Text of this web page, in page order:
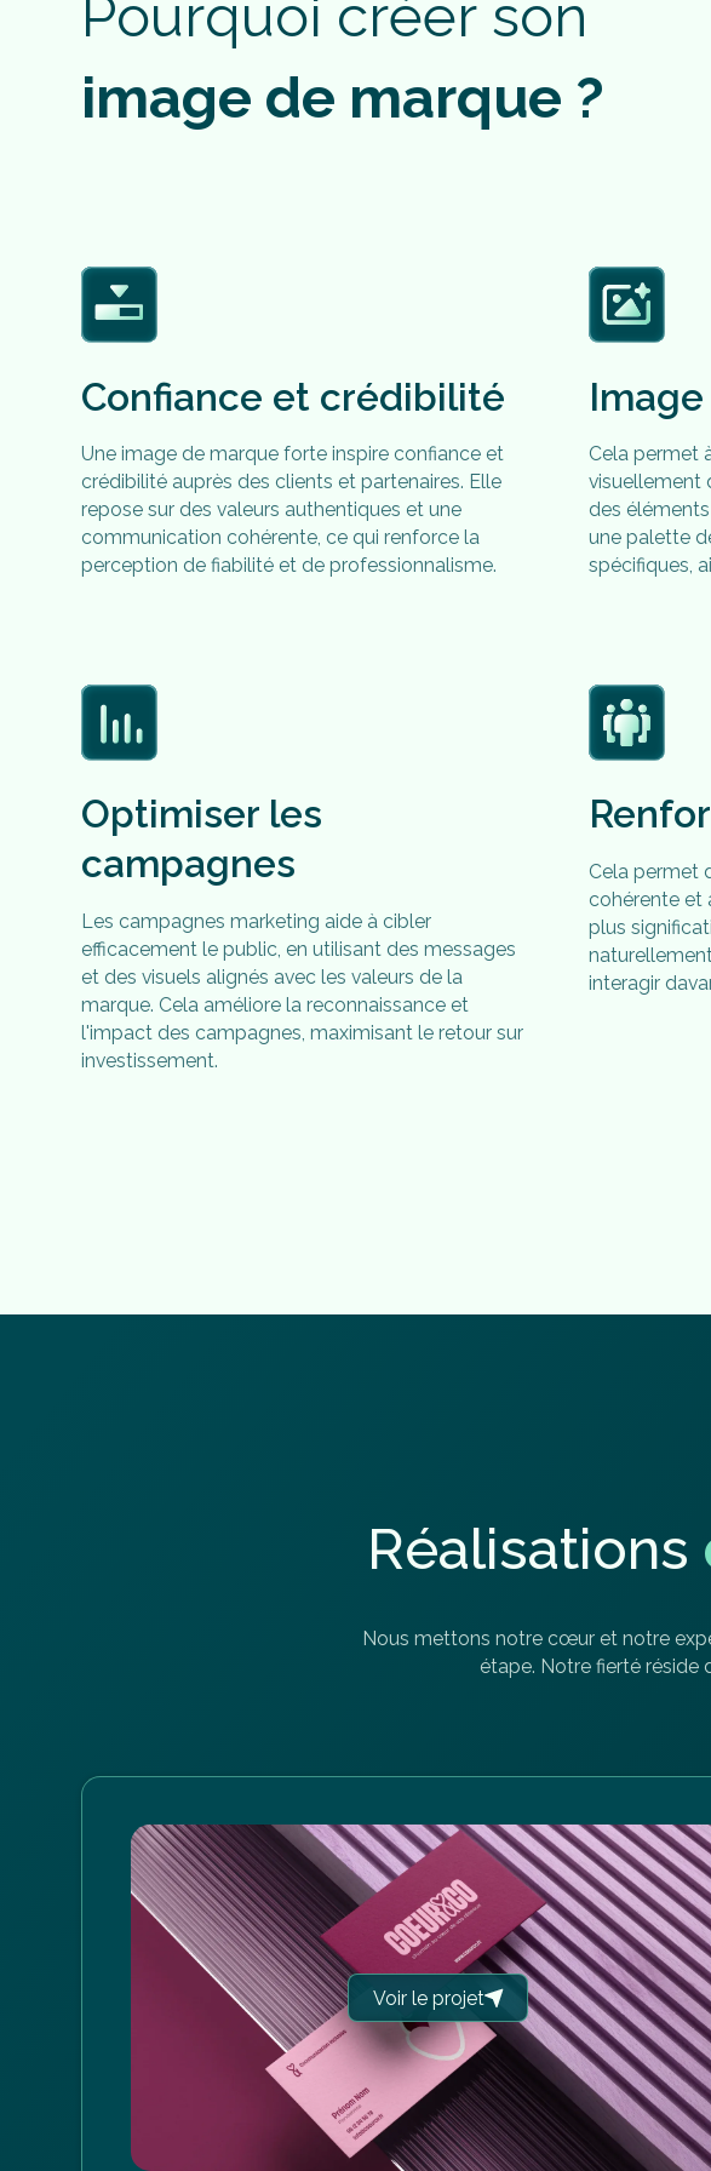
Pourquoi créer son
image de marque ?
Confiance et crédibilité
Une image de marque forte inspire confiance et
crédibilité auprès des clients et partenaires. Elle
repose sur des valeurs authentiques et une
communication cohérente, ce qui renforce la
perception de fiabilité et de professionnalisme.
Cela permet
visuellement
des
une palette
spécifiques,
Optimiser les
campagnes
Les campagnes marketing aide à cibler
efficacement le public, en utilisant des messages
et des visuels alignés avec les valeurs de la
marque. Cela améliore la reconnaissance et
l'impact des campagnes, maximisant le retour sur
investissement.
Cela permet
cohérente et
plus
interagir
Réalisations
Nous mettons notre cœur et notre
étape. Notre fierté réside
Voir le projet